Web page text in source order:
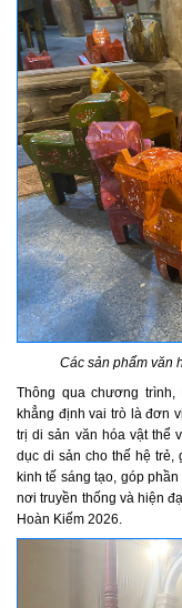
Các sản phẩm văn
Thông qua chương
khẳng định vai trò là đơn
trị di sản văn hóa vật thể
dục di sản cho thế hệ trẻ,
kinh tế sáng tạo, góp
nơi truyền thống và hiện
Hoàn Kiếm 2026.